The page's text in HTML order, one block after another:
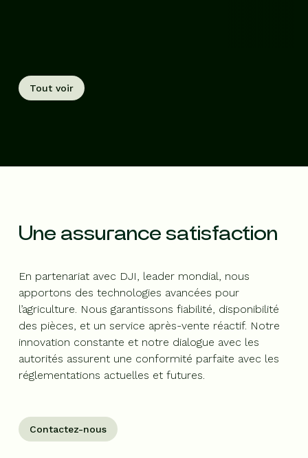
Tout voir
Une assurance satisfaction
En partenariat avec DJI, leader mondial, nous
apportons des technologies avancées pour
l’agriculture. Nous garantissons fiabilité, disponibilité
des pièces, et un service après-vente réactif. Notre
innovation constante et notre dialogue avec les
autorités assurent une conformité parfaite avec les
réglementations actuelles et futures.
Contactez-nous